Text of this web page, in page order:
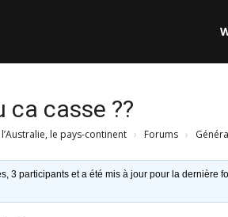
ca casse ??
le pays-continent › Forums ›
3 participants et a été mis à jour pour la dernière